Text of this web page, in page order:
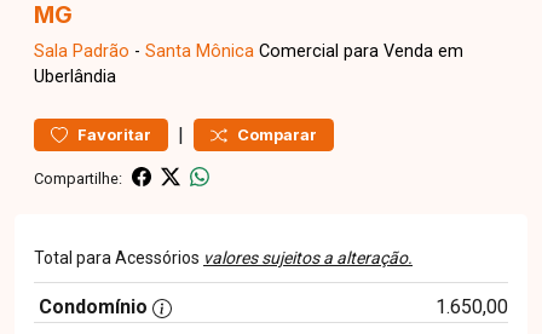
MG
Sala Padrão - Santa Mônica Comercial para Venda em
Uberlândia
Favoritar | Comparar
Compartilhe:
Total para Acessórios valores sujeitos a alteração.
Condomínio
1.650,00